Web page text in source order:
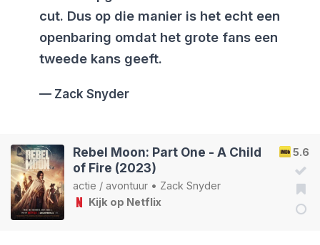
cut. Dus op die manier is het echt een
openbaring omdat het grote fans een
tweede kans geeft.
Zack Snyder
5.6
Rebel Moon: Part One - A Child
of Fire (2023)
actie / avontuur • Zack Snyder
Kijk op Netflix